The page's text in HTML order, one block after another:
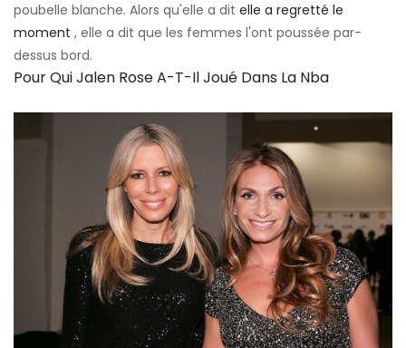
poubelle blanche. Alors qu'elle a dit elle a regretté le
moment , elle a dit que les femmes l'ont poussée par-
dessus bord.
Pour Qui Jalen Rose A-T-Il Joué Dans La Nba